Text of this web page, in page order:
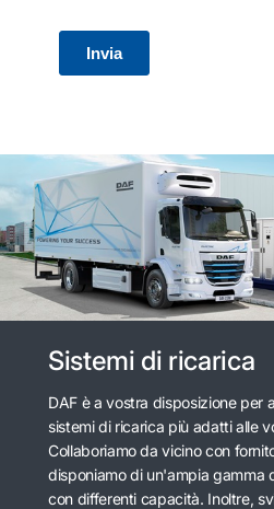
Sistemi di ricarica
DAF è a vostra disposizione per
sistemi di ricarica più adatti alle
Collaboriamo da vicino con
disponiamo di un'ampia gamma
con differenti capacità. Inoltre,